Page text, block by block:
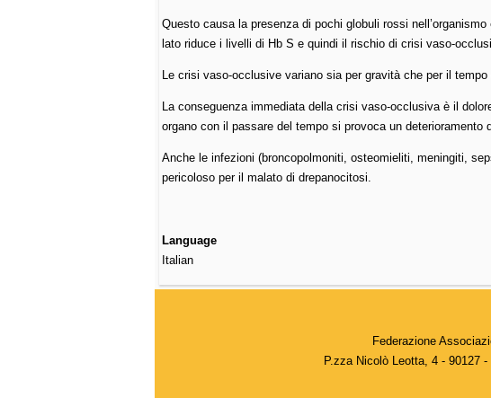
Questo causa la presenza di pochi globuli rossi
lato riduce i livelli di Hb S e quindi il rischio di crisi vaso-
Le crisi vaso-occlusive variano sia per gravità che per il
La conseguenza immediata della crisi vaso-occlusiva è il
organo con il passare del tempo si provoca un deterioramento
Anche le infezioni (broncopolmoniti, osteomieliti, meningiti,
pericoloso per il malato di drepanocitosi.
Language
Italian
Federazione
P.zza Nicolò Leotta, 4 - 90127